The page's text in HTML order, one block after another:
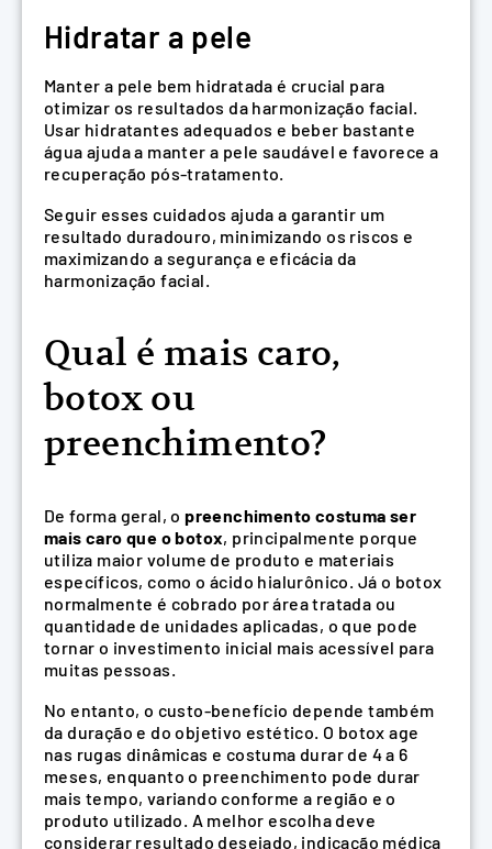
Hidratar a pele
Manter a pele bem hidratada é crucial para
otimizar os resultados da harmonização facial.
Usar hidratantes adequados e beber bastante
água ajuda a manter a pele saudável e favorece a
recuperação pós-tratamento.
Seguir esses cuidados ajuda a garantir um
resultado duradouro, minimizando os riscos e
maximizando a segurança e eficácia da
harmonização facial.
Qual é mais caro,
botox ou
preenchimento?
De forma geral, opreenchimento costuma ser
mais caro que o botox, principalmente porque
utiliza maior volume de produto e materiais
específicos, como o ácido hialurônico. Já o botox
normalmente é cobrado por área tratada ou
quantidade de unidades aplicadas, o que pode
tornar o investimento inicial mais acessível para
muitas pessoas.
No entanto, o custo-benefício depende também
da duração e do objetivo estético. O botox age
nas rugas dinâmicas e costuma durar de 4 a 6
meses, enquanto o preenchimento pode durar
mais tempo, variando conforme a região e o
produto utilizado. A melhor escolha deve
considerar resultado desejado, indicação médica